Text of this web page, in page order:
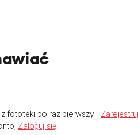
fototeki po raz pierwszy -
Zaloguj się